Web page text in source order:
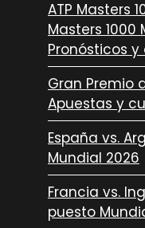
ATP Masters
Masters 1000
Pronósticos
Gran Premio
Apuestas y
España vs.
Mundial 2026
Francia vs.
puesto